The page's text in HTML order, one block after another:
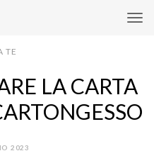
TE
LA CARTA
2023